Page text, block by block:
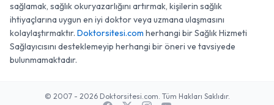
sağlamak, sağlık okuryazarlığını artırmak, kişilerin sağlık
ihtiyaçlarına uygun en iyi doktor veya uzmana ulaşmasını
kolaylaştırmaktır. Doktorsitesi.com herhangi bir Sağlık Hizmeti
Sağlayıcısını desteklemeyip herhangi bir öneri ve tavsiyede
bulunmamaktadır.
© 2007 - 2026 Doktorsitesi.com. Tüm Hakları Saklıdır.